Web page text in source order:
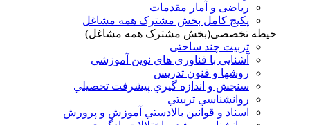
ریاضی و آمار مقدمات
پکیج کامل بخش مشترک همه مشاغل
حیطه تخصصی(بخش مشترک همه مشاغل)
تربیت چند ساحتی
آشنایی با فناوری های نوین آموزشی
روشها و فنون تدريس
سنجش و اندازه گيري پيشرفت تحصيلي
روانشناسي تربيتي
اسناد و قوانين بالادستي آموزش و پرورش